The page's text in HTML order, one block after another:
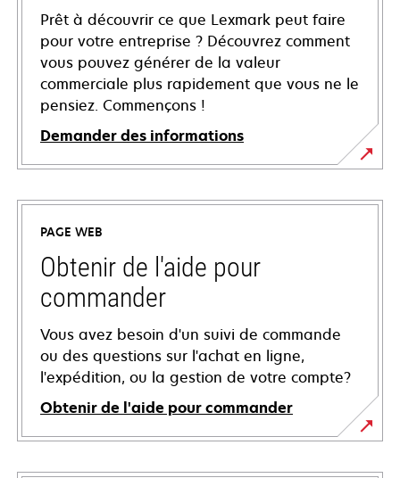
Prêt à découvrir ce que Lexmark peut faire
pour votre entreprise ? Découvrez comment
vous pouvez générer de la valeur
commerciale plus rapidement que vous ne le
pensiez. Commençons !
Demander des informations
PAGE WEB
Obtenir de l'aide pour
commander
Vous avez besoin d'un suivi de commande
ou des questions sur l'achat en ligne,
l'expédition, ou la gestion de votre compte?
Obtenir de l'aide pour commander